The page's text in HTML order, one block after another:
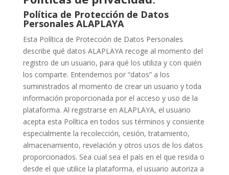
Política de Protección de Datos
Personales ALAPLAYA
Esta Política de Protección de Datos Personales
describe qué datos ALAPLAYA recoge al momento del
registro de un usuario, para qué los utiliza y con quién
los comparte. Entendemos por “datos” a los
suministrados al momento de crear un usuario y toda
información proporcionada por el acceso y uso de la
plataforma. Al registrarse en ALAPLAYA, el usuario
acepta esta Política en todos sus términos y consiente
especialmente la recolección, cesión, tratamiento,
almacenamiento, revelación y otros usos de los datos
proporcionados. Sea cual sea el país en el que resida o
desde el que utilice la plataforma, el usuario autoriza a